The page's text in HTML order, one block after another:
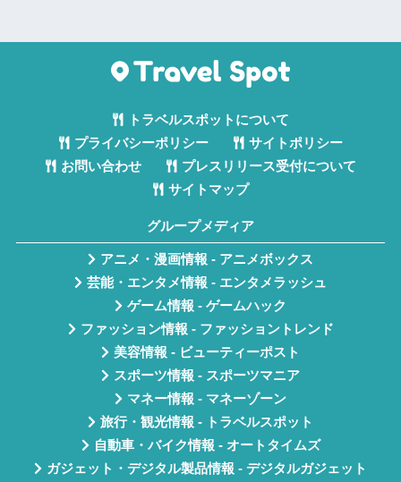
トラベルスポットについて
プライバシーポリシー
サイトポリシー
お問い合わせ
プレスリリース受付について
サイトマップ
グループメディア
アニメ・漫画情報 - アニメボックス
芸能・エンタメ情報 - エンタメラッシュ
ゲーム情報 - ゲームハック
ファッション情報 - ファッショントレンド
美容情報 - ビューティーポスト
スポーツ情報 - スポーツマニア
マネー情報 - マネーゾーン
旅行・観光情報 - トラベルスポット
自動車・バイク情報 - オートタイムズ
ガジェット・デジタル製品情報 - デジタルガジェット